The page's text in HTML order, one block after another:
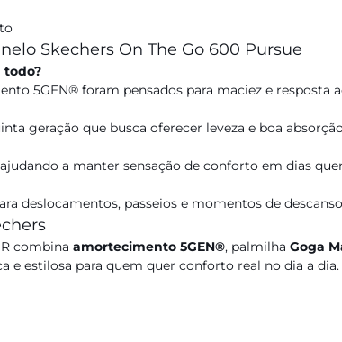
Skechers On The Go 600 Pursue
todo?
5GEN® foram pensados para maciez e
geração que busca oferecer leveza e boa
a manter sensação de conforto em dias
deslocamentos, passeios e momentos de
combina amortecimento 5GEN®, palmilha Goga
e estilosa para quem quer conforto real no dia a dia.